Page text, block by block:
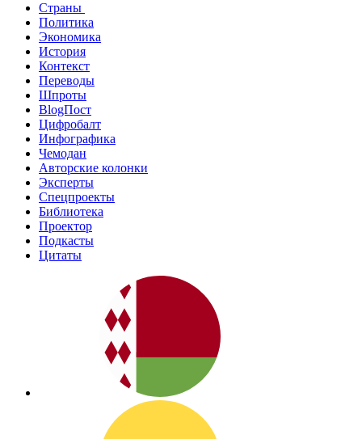
Страны
Политика
Экономика
История
Контекст
Переводы
Шпроты
BlogПост
Цифробалт
Инфографика
Чемодан
Авторские колонки
Эксперты
Спецпроекты
Библиотека
Проектор
Подкасты
Цитаты